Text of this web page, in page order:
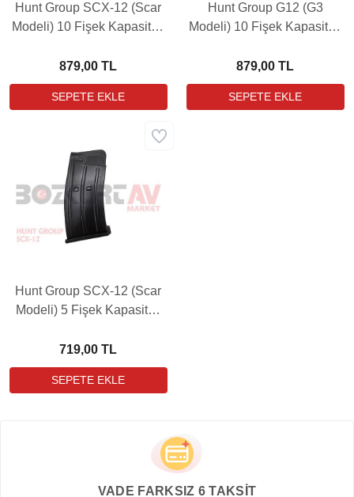
Hunt Group SCX-12 (Scar
Modeli) 10 Fişek Kapasiteli
Şarjör
879,00 TL
Hunt Group G12 (G3
Modeli) 10 Fişek Kapasiteli
Şarjör
879,00 TL
Hunt Group SCX-12 (Scar
Modeli) 5 Fişek Kapasiteli
Şarjör
719,00 TL
VADE FARKSIZ 6 TAKSİT